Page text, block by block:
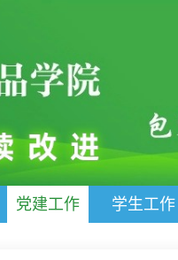
党建工作 学生工作